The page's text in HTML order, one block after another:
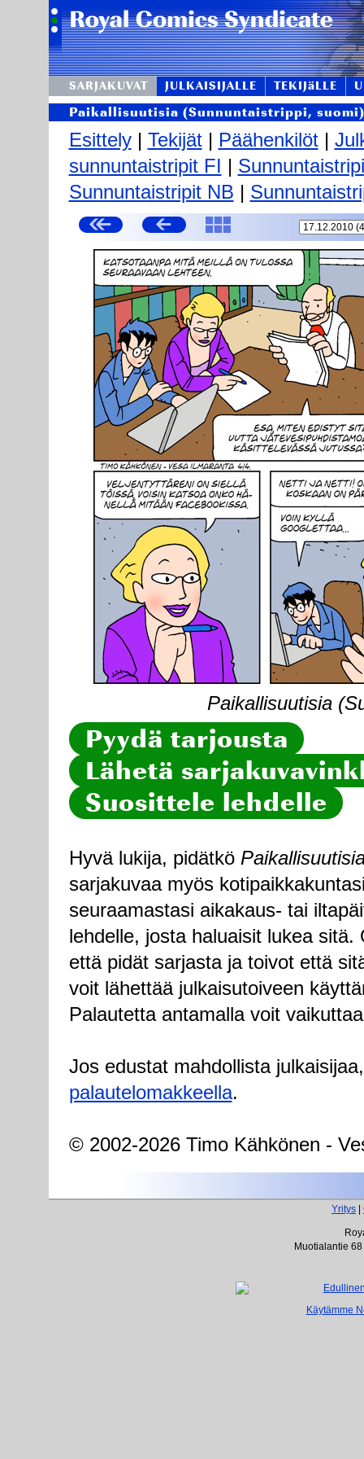
SARJAKUVAT JULKAISIJALLE TEKIJäLLE
Paikallisuutisia (Sunnuntaistrippi, suomi)
Esittely| Tekijät| Päähenkilöt|
sunnuntaistripit FI |
Sunnuntaistripit NB |
Paikallisuutisia
Pyydä tarjousta
Lähetä
Suosittele lehdelle
Hyvä lukija, pidätkö
sarjakuvaa myös
seuraamastasi aikakaus- tai
lehdelle, josta haluaisit lukea
että pidät sarjasta ja toivot että
voit lähettää julkaisutoiveen
Palautetta antamalla voit
Jos edustat mahdollista
palautelomakkeella.
© 2002-2026 Timo Kähkönen -
Yritys
Muotialantie
Käytämme